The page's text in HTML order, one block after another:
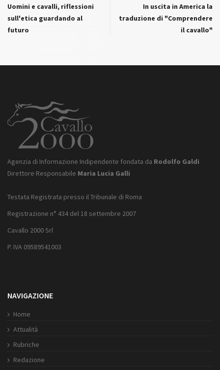
Uomini e cavalli, riflessioni
sull'etica guardando al
futuro
In uscita in America la
traduzione di "Comprendere
il cavallo"
Agenzia di Informazione Indipendente fondata da Rodolfo Galdi
Direttore Responsabile Maria Lucia Galli
Testata Registrata presso il Tribunale di Roma
Registrazione n° 434 del 18 settembre 2007
Cavallo 2000 Srl
P. IVA 09589541003
NAVIGAZIONE
Home
Attualità
Rubriche
Redazione